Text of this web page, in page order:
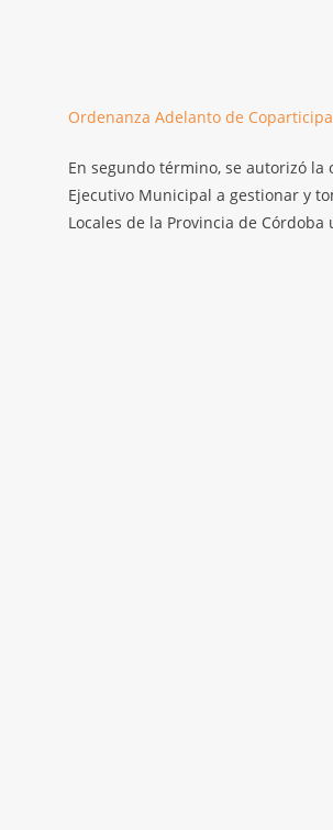
Ordenanza Adelanto de
En segundo término, se autorizó
Ejecutivo Municipal a gestionar y
Locales de la Provincia de